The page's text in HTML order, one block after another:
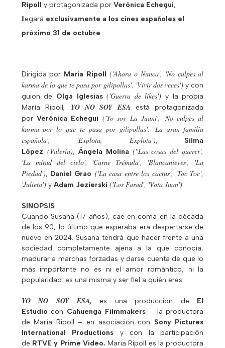
Ripoll y protagonizada por Verónica Echegui,
llegará exclusivamente a los cines españoles el
próximo 31 de octubre.
Dirigida por María Ripoll ('Ahora o Nunca', 'No culpes al
karma de lo que te pasa por gilipollas', 'Vivir dos veces') y con
guion de Olga Iglesias ('Guerra de likes') y la propia
María Ripoll, YO NO SOY ESA está protagonizada
por Verónica Echegui ('Yo soy La Juani', 'No culpes al
karma por lo que te pasa por gilipollas', 'La gran familia
española', 'Explota, Explota'), Silma
López (Valeria), Ángela Molina (''Las cosas del querer',
'La mitad del cielo', 'Carne Trémula', 'Blancanieves', 'La
Piedad'), Daniel Grao ('La casa entre los cactus', 'Toc Toc',
'Julieta') y Adam Jezierski ('Los Farad', 'Vota Juan').
SINOPSIS
Cuando Susana (17 años), cae en coma en la década
de los 90, lo último que esperaba era despertarse de
nuevo en 2024. Susana tendrá que hacer frente a una
sociedad completamente ajena a la que conocía,
madurar a marchas forzadas y darse cuenta de que lo
más importante no es ni el amor romántico, ni la
popularidad: es una misma y ser fiel a quién eres.
YO NO SOY ESA, es una producción de El
Estudio con Cahuenga Filmmakers – la productora
de María Ripoll – en asociación con Sony Pictures
International Productions y con la participación
de RTVE y Prime Video. María Ripoll es la productora